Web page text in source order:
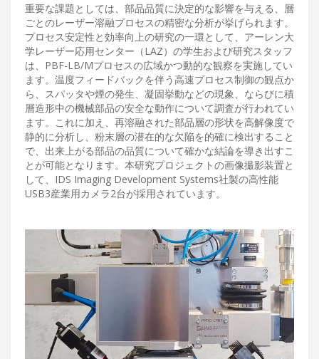
重要な課題としては、部品品質に決定的な影響を与える、層
ごとのレーザー溶融プロセスの精密な分析が挙げられます。
プロセス安定性と効率向上の研究の一環として、アーレン大
学レーザー応用センター（LAZ）の学生および研究スタッフ
は、PBF-LB/Mプロセスの広域かつ動的な観察を実施してい
ます。温度フィードバックを伴う高速プロセス制御の観点か
ら、スパッタや煙の発生、凝固挙動などの現象、ならびに積
層造形中の機械部品の安全な動作について調査が行われてい
ます。これに加え、再溶融された部品層の形状を高解像度で
静的に分析し、粉末層の潜在的な欠陥を的確に検出すること
で、出来上がる部品の品質について確かな結論を導き出すこ
とが可能となります。本研究プロジェクトの画像撮影装置と
して、IDS Imaging Development Systems社製の高性能
USB3産業用カメラ2台が採用されています。